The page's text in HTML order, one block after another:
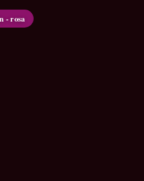
- rosa